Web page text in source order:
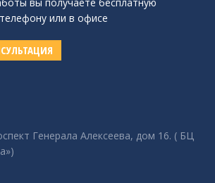
или в офисе
Генерала Алексеева, дом 16. ( БЦ